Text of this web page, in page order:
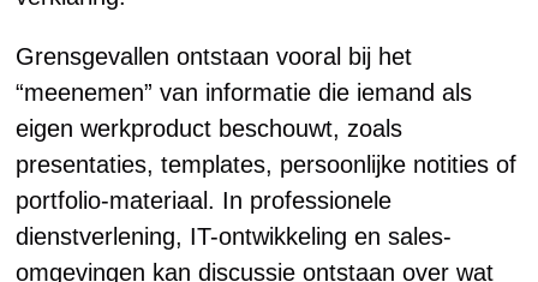
Grensgevallen ontstaan vooral bij het
“meenemen” van informatie die iemand als
eigen werkproduct beschouwt, zoals
presentaties, templates, persoonlijke notities of
portfolio-materiaal. In professionele
dienstverlening, IT-ontwikkeling en sales-
omgevingen kan discussie ontstaan over wat